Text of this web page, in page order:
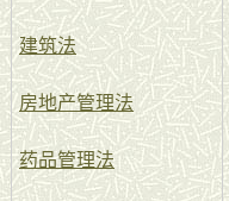
建筑法
房地产管理法
药品管理法